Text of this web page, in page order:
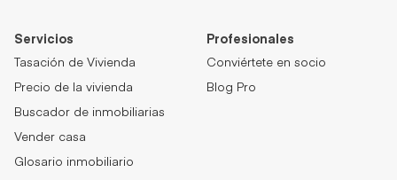
Servicios
Tasación de Vivienda
Precio de la vivienda
Buscador de inmobiliarias
Vender casa
Glosario inmobiliario
Profesionales
Conviértete en socio
Blog Pro